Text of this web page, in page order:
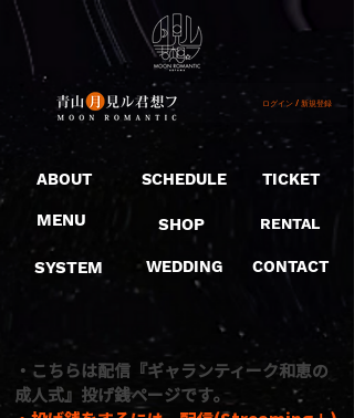
ログイン / 新規登録
ABOUT
MENU
SYSTEM
SCHEDULE
SHOP
WEDDING
TICKET
RENTAL
CONTACT
​・こちらは配信『ギャランティーク和恵の
成人式』投げ銭ページです。